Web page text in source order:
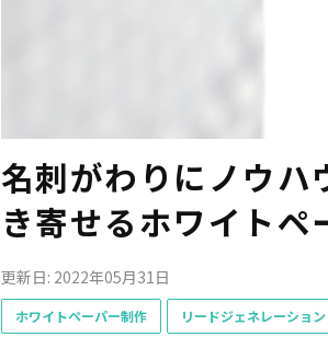
名刺がわりにノウハ
き寄せるホワイトペ
更新日: 2022年05月31日
ホワイトペーパー制作 リードジェネレーション